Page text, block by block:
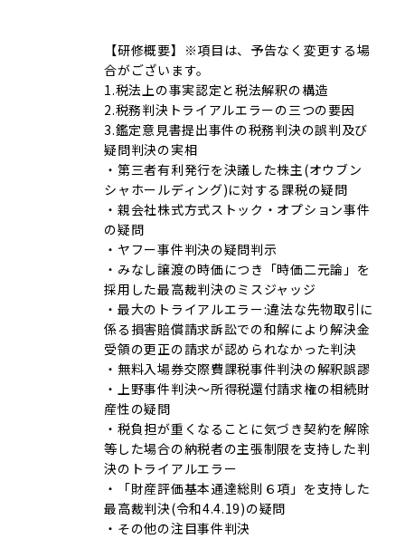
【研修概要】※項目は、予告なく変更する場
合がございます。
1.税法上の事実認定と税法解釈の構造
2.税務判決トライアルエラーの三つの要因
3.鑑定意見書提出事件の税務判決の誤判及び
疑問判決の実相
・第三者有利発行を決議した株主(オウブン
シャホールディング)に対する課税の疑問
・親会社株式方式ストック・オプション事件
の疑問
・ヤフー事件判決の疑問判示
・みなし譲渡の時価につき「時価二元論」を
採用した最高裁判決のミスジャッジ
・最大のトライアルエラー:違法な先物取引に
係る損害賠償請求訴訟での和解により解決金
受領の更正の請求が認められなかった判決
・無料入場券交際費課税事件判決の解釈誤謬
・上野事件判決～所得税還付請求権の相続財
産性の疑問
・税負担が重くなることに気づき契約を解除
等した場合の納税者の主張制限を支持した判
決のトライアルエラー
・「財産評価基本通達総則６項」を支持した
最高裁判決(令和4.4.19)の疑問
・その他の注目事件判決